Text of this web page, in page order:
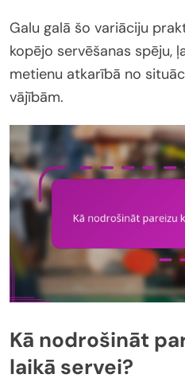
Galu galā šo variāciju
kopējo servēšanas spēju,
metienu atkarībā no
vājībām.
Kā nodrošināt
laikā servei?